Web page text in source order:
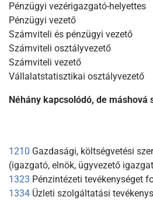
Pénzügyi vezérigazgató-helyettes
Pénzügyi vezető
Számviteli és pénzügyi vezető
Számviteli osztályvezető
Számviteli vezető
Vállalatstatisztikai osztályvezető
Néhány kapcsolódó, de máshová
1210 Gazdasági, költségvetési
(igazgató, elnök, ügyvezető
1323 Pénzintézeti tevékenységet
1334 Üzleti szolgáltatási